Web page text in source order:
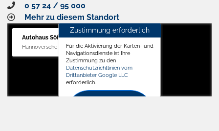
0 57 24 / 95 000
Mehr zu diesem Standort
Autohaus Söffker GmbH
Hannoversche Str. 34, 31688 Nienstädt
Zustimmung erforderlich
Für die Aktivierung der Karten- und
Navigationsdienste ist Ihre
Zustimmung zu den
Datenschutzrichtlinien vom
Drittanbieter Google LLC
erforderlich.